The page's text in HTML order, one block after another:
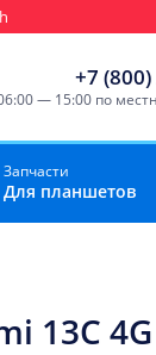
+7
— 15:00 по
Запчасти
Для планшетов
13C 4G